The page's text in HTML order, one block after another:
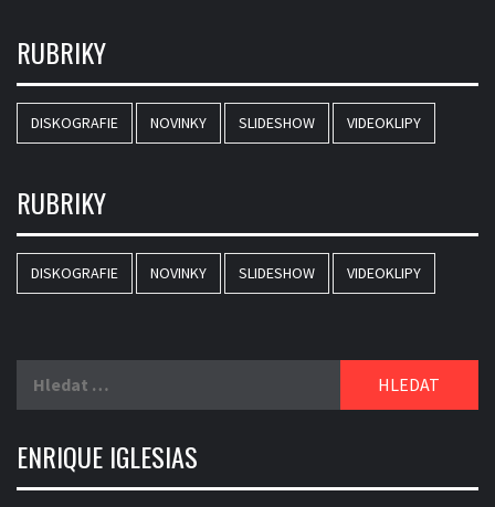
RUBRIKY
DISKOGRAFIE NOVINKY SLIDESHOW VIDEOKLIPY
RUBRIKY
DISKOGRAFIE NOVINKY SLIDESHOW VIDEOKLIPY
ENRIQUE IGLESIAS